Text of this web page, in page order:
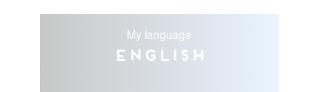
My language
English